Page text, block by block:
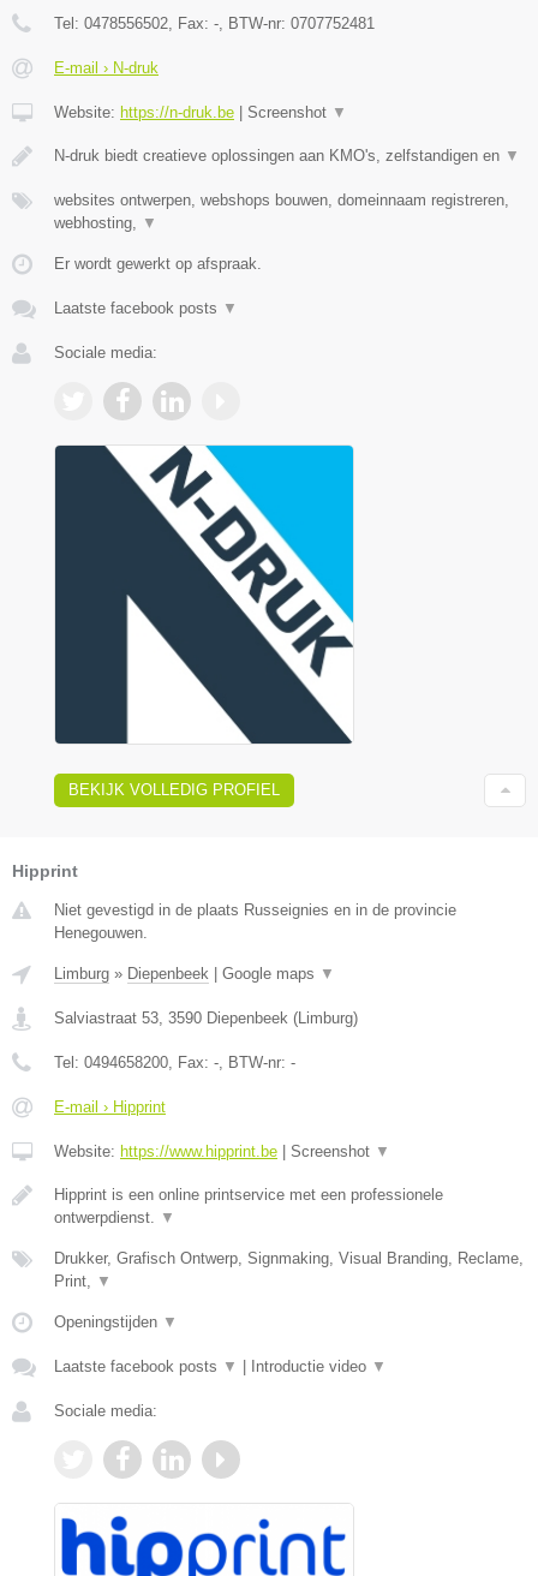
Tel: 0478556502 , Fax: - , BTW-nr: 0707752481
E-mail › N-druk
Website: https://n-druk.be | Screenshot ▼
N-druk biedt creatieve oplossingen aan KMO's, zelfstandigen en ▼
websites ontwerpen, webshops bouwen, domeinnaam registreren,
webhosting,
▼
Er wordt gewerkt op afspraak.
Laatste facebook posts ▼
Sociale media:
BEKIJK VOLLEDIG PROFIEL
Hipprint
Niet gevestigd in de plaats Russeignies en in de provincie
Henegouwen.
Limburg » Diepenbeek | Google maps ▼
Salviastraat 53 3590 Diepenbeek (Limburg)
Tel: 0494658200 , Fax: - , BTW-nr: -
E-mail › Hipprint
Website: https://www.hipprint.be | Screenshot ▼
Hipprint is een online printservice met een professionele
ontwerpdienst.
▼
Drukker, Grafisch Ontwerp, Signmaking, Visual Branding, Reclame,
Print,
▼
Openingstijden ▼
Laatste facebook posts ▼ | Introductie video ▼
Sociale media: